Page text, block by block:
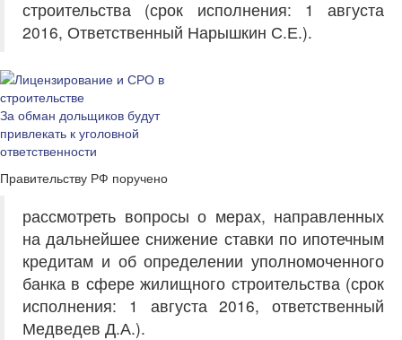
строительства (срок исполнения: 1 августа
2016, Ответственный Нарышкин С.Е.).
За обман дольщиков будут
привлекать к уголовной
ответственности
Правительству РФ поручено
рассмотреть вопросы о мерах, направленных
на дальнейшее снижение ставки по ипотечным
кредитам и об определении уполномоченного
банка в сфере жилищного строительства (срок
исполнения: 1 августа 2016, ответственный
Медведев Д.А.).